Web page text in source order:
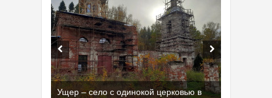
Ущер – село с одинокой церковью в